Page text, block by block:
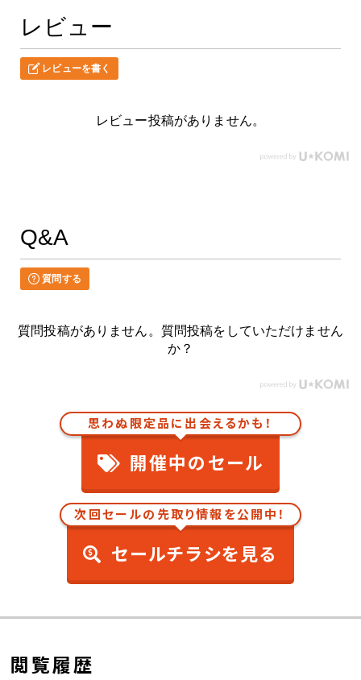
レビュー
レビューを書く
レビュー投稿がありません。
Q&A
質問する
質問投稿がありません。質問投稿をしていただけません
か？
思わぬ限定品に出会えるかも！
開催中のセール
次回セールの先取り情報を公開中！
セールチラシを見る
閲覧履歴